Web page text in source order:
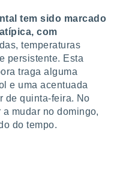
tem sido marcado
com
temperaturas
persistente. Esta
traga alguma
e uma acentuada
de quinta-feira. No
mudar no domingo,
do tempo.